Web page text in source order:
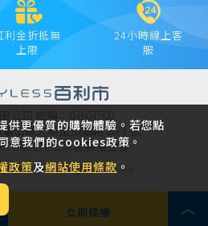
立即結帳
利金折抵無
上限
24小時線上客
服
公司 統編：03607500
山區大華里頂湖路 26-3 號
人陳茂榜工商發展基金會
INC. All rights reserved.
更優質的購物體驗。若您點
意我們的cookies政策。
政策及網站使用條款 。